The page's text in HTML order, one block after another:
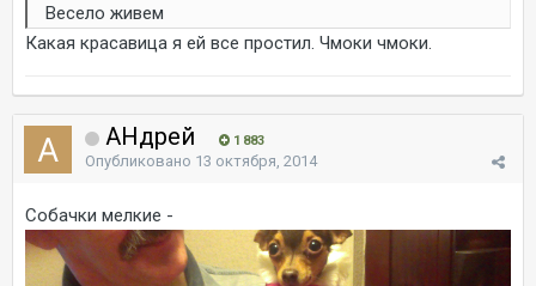
Весело живем
Какая красавица я ей все простил. Чмоки чмоки.
AHдрей 1 883
Опубликовано 13 октября, 2014
Собачки мелкие -